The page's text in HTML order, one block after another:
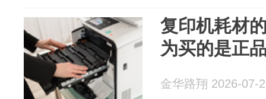
复印机耗材
为买的是正
金华路翔 2026-07-